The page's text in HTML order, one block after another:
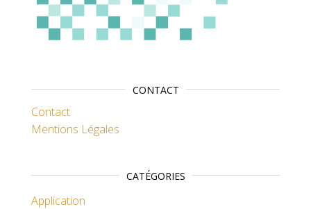
CONTACT
Contact
Mentions Légales
CATÉGORIES
Application